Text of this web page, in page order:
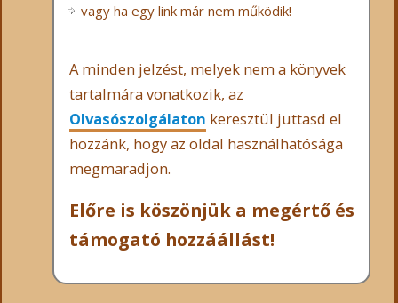
vagy ha egy link már nem működik!
A minden jelzést, melyek nem a könyvek
tartalmára vonatkozik, az
Olvasószolgálaton keresztül juttasd el
hozzánk, hogy az oldal használhatósága
megmaradjon.
Előre is köszönjük a megértő és
támogató hozzáállást!